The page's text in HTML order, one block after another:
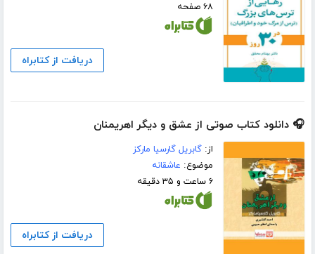
۶۸ صفحه
دریافت از کتابراه
🎧 دانلود کتاب صوتی از عشق و دیگر اهریمنان
از:گابریل گارسیا مارکز
موضوع: عاشقانه
۶ ساعت و ۳۵ دقیقه
دریافت از کتابراه